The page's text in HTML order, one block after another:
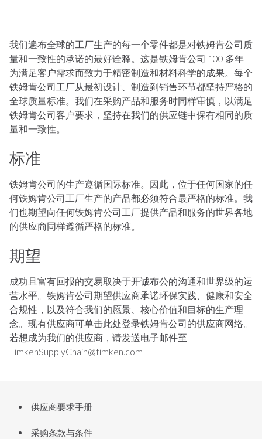
职业
新闻
地点
工程工具
TIMKEN
我们遍布全球的工厂生产的每一个零件都是对铁姆肯公司质
量和一致性的承诺的最好诠释。这是铁姆肯公司 100 多年
为满足客户需求而致力于精密制造和材料科学的成果。每个
铁姆肯公司工厂从最初设计、制造到销售环节都坚持严格的
全球质量标准。我们在采购产品和服务时同样审慎，以满足
铁姆肯公司客户要求，坚持在我们的供应链中保有相同的质
量和一致性。
标准
铁姆肯公司的生产遵循国际标准。因此，位于任何国家的任
何铁姆肯公司工厂生产的产品都必须符合最严格的标准。我
们也期望向任何铁姆肯公司工厂提供产品和服务的世界各地
的供应商同样遵循严格的标准。
期望
成功且富有回报的交易取决于开诚布公的沟通和世界级的运
营水平。铁姆肯公司期望供应商承诺环保实践、健康和安全
合规性，以及符合我们的愿景、核心价值和目标的生产理
念。现有供应商可单击此处登录铁姆肯公司的供应商网络。
若想成为我们的供应商，请发送电子邮件至
TimkenSupplyChain@timken.com
供应商要求手册
采购条款与条件